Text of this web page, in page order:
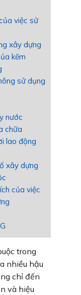
việc sử
xây dựng
kẽm
sử dụng
nước
chữa
lao động
xây dựng
của việc
trong
nhiều hậu
chỉ đến
và hiệu